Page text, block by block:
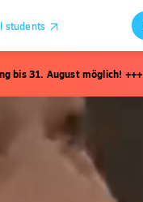
students
bis 31. August möglich! +++